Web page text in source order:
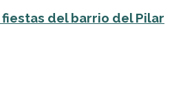
del barrio del Pilar